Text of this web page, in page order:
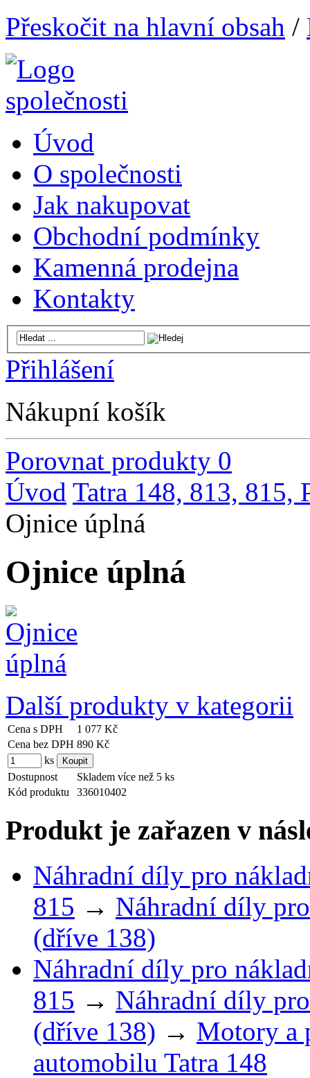
Přeskočit na hlavní obsah /
Úvod
O společnosti
Jak nakupovat
Obchodní podmínky
Kamenná prodejna
Kontakty
Přihlášení
Nákupní košík
Porovnat produkty 0
Úvod Tatra 148, 813, 815,
Ojnice úplná
Ojnice úplná
Další produkty v kategorii
Cena s DPH
1 077 Kč
Cena bez DPH 890 Kč
ks
Dostupnost
Skladem více než 5 ks
Kód produktu
336010402
Produkt je zařazen v
Náhradní díly pro
815 → Náhradní díly
(dříve 138)
Náhradní díly pro
815 → Náhradní díly
(dříve 138) → Motory a
automobilu Tatra 148